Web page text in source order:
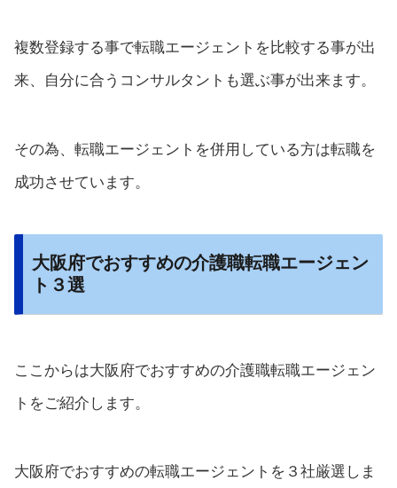
複数登録する事で転職エージェントを比較する事が出
来、自分に合うコンサルタントも選ぶ事が出来ます。
その為、転職エージェントを併用している方は転職を
成功させています。
大阪府でおすすめの介護職転職エージェン
ト３選
ここからは大阪府でおすすめの介護職転職エージェン
トをご紹介します。
大阪府でおすすめの転職エージェントを３社厳選しま